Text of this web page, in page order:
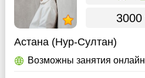
3000
Астана (Нур-Султан)
Возможны занятия онлайн